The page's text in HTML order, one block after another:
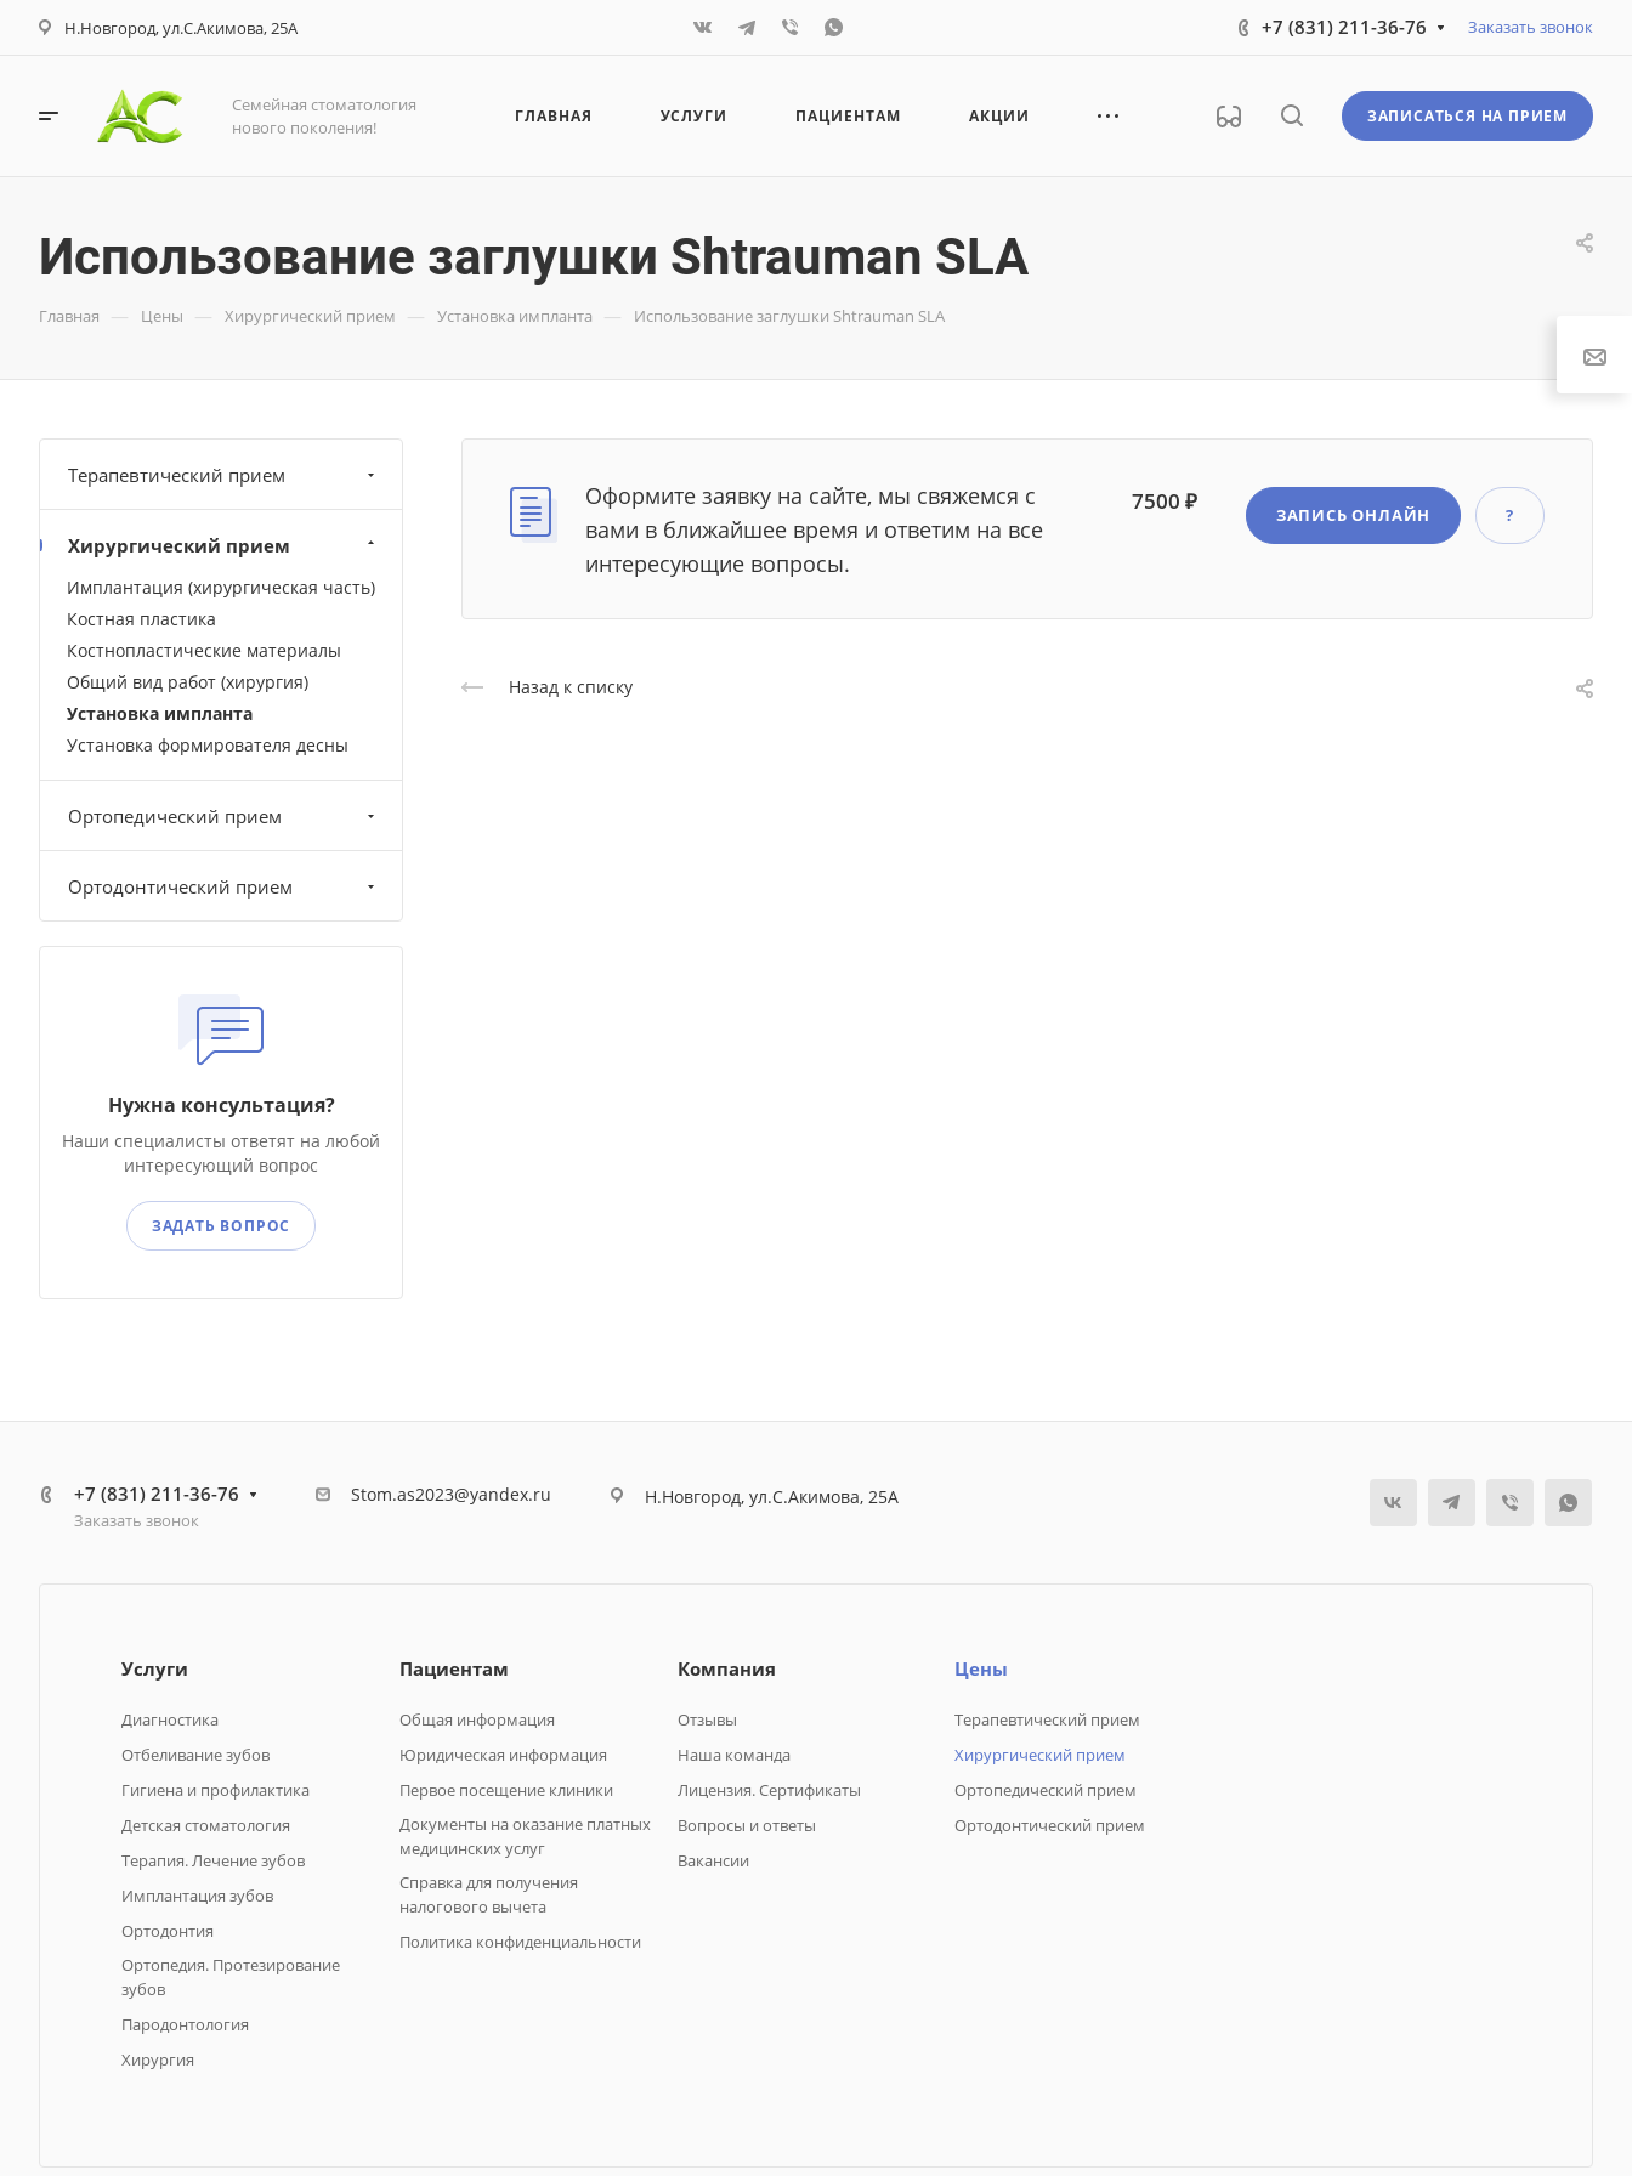
Н.Новгород, ул.С.Акимова, 25А +7 (831) 211-36-76 Заказать звонок
Семейная стоматология
нового поколения!
ГЛАВНАЯ УСЛУГИ ПАЦИЕНТАМ АКЦИИ ЗАПИСАТЬСЯ НА ПРИЕМ
Использование заглушки Shtrauman SLA
Главная — Цены — Хирургический прием — Установка импланта — Использование заглушки Shtrauman SLA
Оформите заявку на сайте, мы свяжемся с
вами в ближайшее время и ответим на все
интересующие вопросы.
7500 ₽ ЗАПИСЬ ОНЛАЙН ?
Назад к списку
Терапевтический прием
Хирургический прием
Имплантация (хирургическая часть)
Костная пластика
Костнопластические материалы
Общий вид работ (хирургия)
Установка импланта
Установка формирователя десны
Ортопедический прием
Ортодонтический прием
Нужна консультация?
Наши специалисты ответят на любой
интересующий вопрос
ЗАДАТЬ ВОПРОС
+7 (831) 211-36-76
Заказать звонок
Stom.as2023@yandex.ru Н.Новгород, ул.С.Акимова, 25А
Услуги
Диагностика
Отбеливание зубов
Гигиена и профилактика
Детская стоматология
Терапия. Лечение зубов
Имплантация зубов
Ортодонтия
Ортопедия. Протезирование
зубов
Пародонтология
Хирургия
Пациентам
Общая информация
Юридическая информация
Первое посещение клиники
Документы на оказание платных
медицинских услуг
Справка для получения
налогового вычета
Политика конфиденциальности
Компания
Отзывы
Наша команда
Лицензия. Сертификаты
Вопросы и ответы
Вакансии
Цены
Терапевтический прием
Хирургический прием
Ортопедический прием
Ортодонтический прием